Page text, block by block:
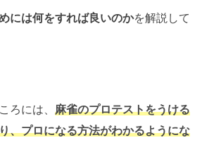
には何をすれば良いのかを解説して
ろには、 麻雀のプロテストをうける
、プロになる方法がわかるようにな